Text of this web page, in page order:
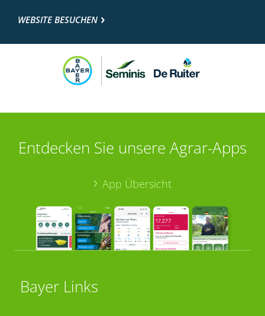
WEBSITE BESUCHEN
Entdecken Sie unsere Agrar-Apps
App Übersicht
Bayer Links